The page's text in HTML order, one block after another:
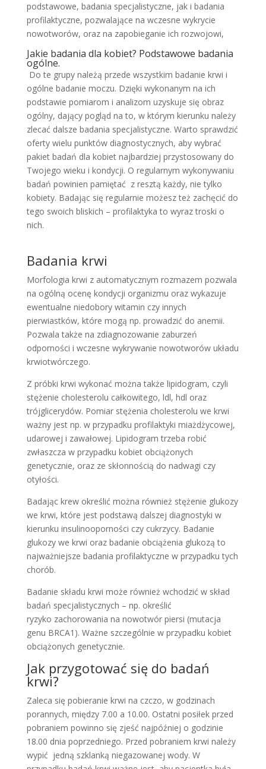
podstawowe, badania specjalistyczne, jak i badania
profilaktyczne, pozwalające na wczesne wykrycie
nowotworów, oraz na zapobieganie ich rozwojowi,
Jakie badania dla kobiet? Podstawowe badania
ogólne.
Do te grupy należą przede wszystkim badanie krwi i
ogólne badanie moczu. Dzięki wykonanym na ich
podstawie pomiarom i analizom uzyskuje się obraz
ogólny, dający pogląd na to, w którym kierunku należy
zlecać dalsze badania specjalistyczne. Warto sprawdzić
oferty wielu punktów diagnostycznych, aby wybrać
pakiet badań dla kobiet najbardziej przystosowany do
Twojego wieku i kondycji. O regularnym wykonywaniu
badań powinien pamiętać z resztą każdy, nie tylko
kobiety. Badając się regularnie możesz też zachęcić do
tego swoich bliskich – profilaktyka to wyraz troski o
nich.
Badania krwi
Morfologia krwi z automatycznym rozmazem pozwala
na ogólną ocenę kondycji organizmu oraz wykazuje
ewentualne niedobory witamin czy innych
pierwiastków, które mogą np. prowadzić do anemii.
Pozwala także na zdiagnozowanie zaburzeń
odporności i wczesne wykrywanie nowotworów układu
krwiotwórczego.
Z próbki krwi wykonać można także lipidogram, czyli
stężenie cholesterolu całkowitego, ldl, hdl oraz
trójglicerydów. Pomiar stężenia cholesterolu we krwi
ważny jest np. w przypadku profilaktyki miażdżycowej,
udarowej i zawałowej. Lipidogram trzeba robić
zwłaszcza w przypadku kobiet obciążonych
genetycznie, oraz ze skłonnością do nadwagi czy
otyłości.
Badając krew określić można również stężenie glukozy
we krwi, które jest podstawą dalszej diagnostyki w
kierunku insulinooporności czy cukrzycy. Badanie
glukozy we krwi oraz badanie obciążenia glukozą to
najważniejsze badania profilaktyczne w przypadku tych
chorób.
Badanie składu krwi może również wchodzić w skład
badań specjalistycznych – np. określić
ryzyko zachorowania na nowotwór piersi (mutacja
genu BRCA1). Ważne szczególnie w przypadku kobiet
obciążonych genetycznie.
Jak przygotować się do badań
krwi?
Zaleca się pobieranie krwi na czczo, w godzinach
porannych, między 7.00 a 10.00. Ostatni posiłek przed
pobraniem powinno się zjeść najpóźniej o godzinie
18.00 dnia poprzedniego. Przed pobraniem krwi należy
wypić jedną szklanką niegazowanej wody. W